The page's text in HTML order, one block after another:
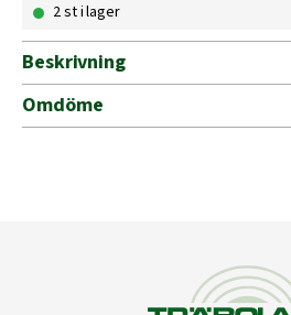
Arima2 st i lager
Beskrivning
Omdöme